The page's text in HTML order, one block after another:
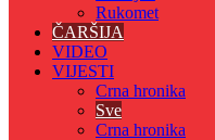
Rukomet
ČARŠIJA
VIDEO
VIJESTI
Crna hronika
Sve
Crna hronika